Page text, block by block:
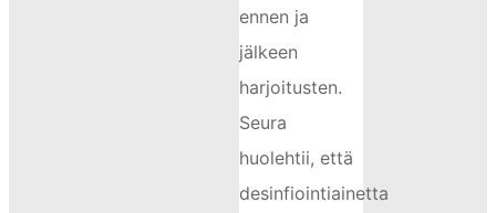
ennen ja
jälkeen
harjoitusten.
Seura
huolehtii, että
desinfiointiainetta